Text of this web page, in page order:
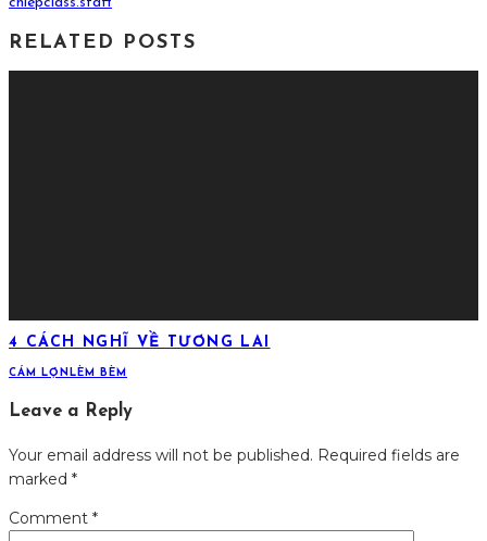
RELATED POSTS
4 CÁCH NGHĨ VỀ TƯƠNG LAI
CÁM LỢN LÈM BÈM
Leave a Reply
Your email address will not be published. Required fields are
marked *
Comment *